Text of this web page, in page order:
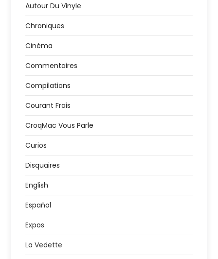
Autour Du Vinyle
Chroniques
Cinéma
Commentaires
Compilations
Courant Frais
CroqMac Vous Parle
Curios
Disquaires
English
Español
Expos
La Vedette